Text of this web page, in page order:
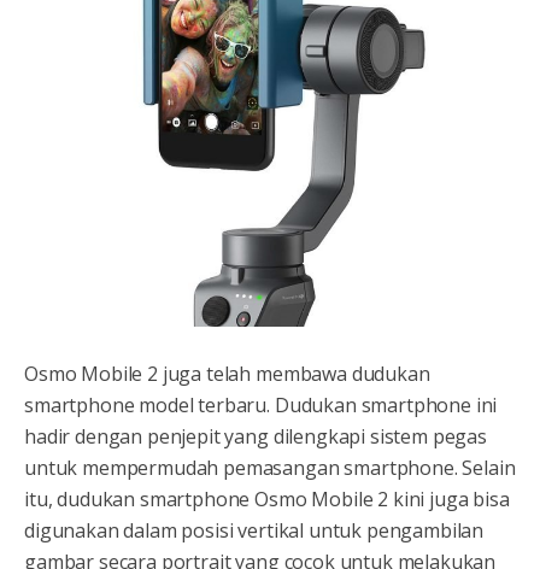
Osmo Mobile 2 juga telah membawa dudukan
smartphone model terbaru. Dudukan smartphone ini
hadir dengan penjepit yang dilengkapi sistem pegas
untuk mempermudah pemasangan smartphone. Selain
itu, dudukan smartphone Osmo Mobile 2 kini juga bisa
digunakan dalam posisi vertikal untuk pengambilan
gambar secara portrait yang cocok untuk melakukan